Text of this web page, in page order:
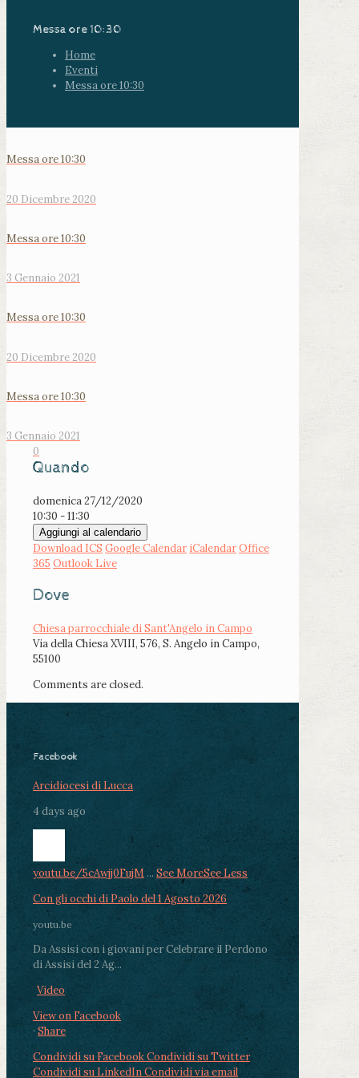
Messa ore 10:30
Home
Eventi
Messa ore 10:30
Messa ore 10:30
20 Dicembre 2020
Messa ore 10:30
3 Gennaio 2021
Messa ore 10:30
20 Dicembre 2020
Messa ore 10:30
3 Gennaio 2021
0
Quando
domenica 27/12/2020
10:30 - 11:30
Aggiungi al calendario
Download ICS Google Calendar iCalendarOffice
365 Outlook Live
Dove
Chiesa parrocchiale di Sant'Angelo in Campo
Via della Chiesa XVIII, 576, S. Angelo in Campo,
55100
Comments are closed.
Facebook
Arcidiocesi di Lucca
4 days ago
youtu.be/5cAwjj0FujM ... See MoreSee Less
Con gli occhi di Paolo del 1 Agosto 2026
youtu.be
Da Assisi con i giovani per Celebrare il Perdono
di Assisi del 2 Ag...
Video
View on Facebook
· Share
Condividi su FacebookCondividi su Twitter
Condividi su LinkedInCondividi via email